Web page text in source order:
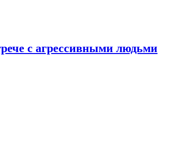
с агрессивными людьми